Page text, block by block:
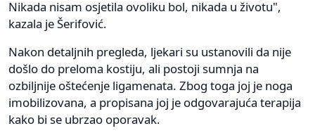
Nikada nisam osjetila ovoliku bol, nikada u životu",
kazala je Šerifović.
Nakon detaljnih pregleda, ljekari su ustanovili da nije
došlo do preloma kostiju, ali postoji sumnja na
ozbiljnije oštećenje ligamenata. Zbog toga joj je noga
imobilizovana, a propisana joj je odgovarajuća terapija
kako bi se ubrzao oporavak.